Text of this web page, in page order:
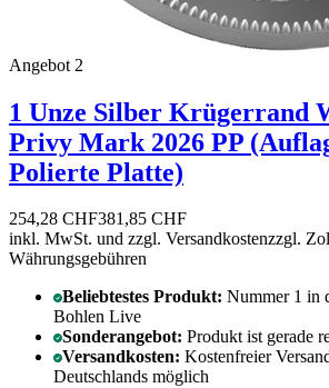
Angebot 2
1 Unze Silber Krügerrand
Privy Mark 2026 PP
Polierte Platte)
254,28 CHF381,85 CHF
inkl. MwSt. und zzgl. Versandkostenzzgl.
Währungsgebühren
Beliebtestes Produkt: Nummer 1 in
Bohlen Live
Sonderangebot: Produkt ist gerade
Versandkosten: Kostenfreier
Deutschlands möglich